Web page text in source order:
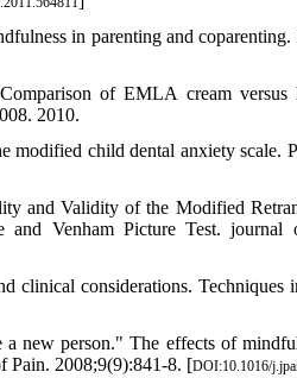
in parenting and
of EMLA cream versus
2010.
child dental anxiety scale.
and Validity of the Modified
Venham Picture Test. journal
considerations. Techniques
person." The effects of
Pain. 2008;9(9):841-8. [DOI:10.1016/